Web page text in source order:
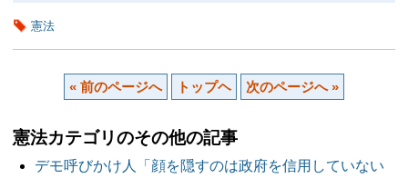
憲法
« 前のページへ トップヘ 次のページへ »
憲法カテゴリのその他の記事
デモ呼びかけ人「顔を隠すのは政府を信用していない